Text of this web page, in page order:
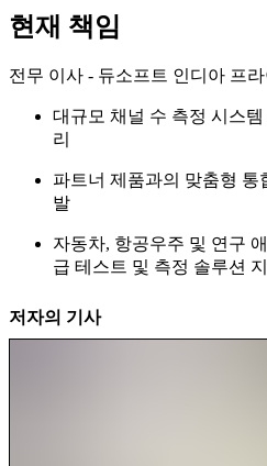
현재 책임
전무 이사 - 듀소프트 인디아 프
대규모 채널 수 측정 시스
리
파트너 제품과의 맞춤형 통
발
자동차, 항공우주 및 연구
급 테스트 및 측정 솔루션
저자의 기사